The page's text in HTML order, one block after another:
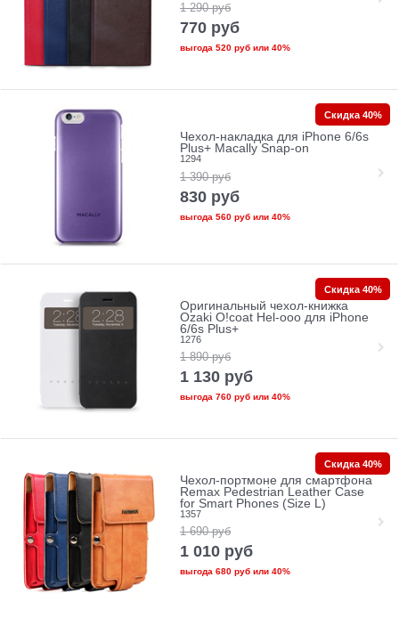
1 290 руб
770 руб
выгода 520 рубили 40%
Чехол-накладка для iPhone 6/6s
Plus+ Macally Snap-on
1294
1 390 руб
830 руб
выгода 560 рубили 40%
Скидка 40%
Оригинальный чехол-книжка
Ozaki O!coat Hel-ooo для iPhone
6/6s Plus+
1276
1 890 руб
1 130 руб
выгода 760 рубили 40%
Скидка 40%
Чехол-портмоне для смартфона
Remax Pedestrian Leather Case
for Smart Phones (Size L)
1357
1 690 руб
1 010 руб
выгода 680 рубили 40%
Скидка 40%